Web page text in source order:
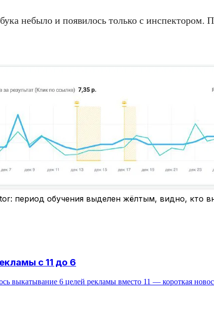
небыло и появилось только с инспектором.
период обучения выделен жёлтым, видно, кто
с 11 до 6
выкатывание 6 целей рекламы вместо 11 — короткая